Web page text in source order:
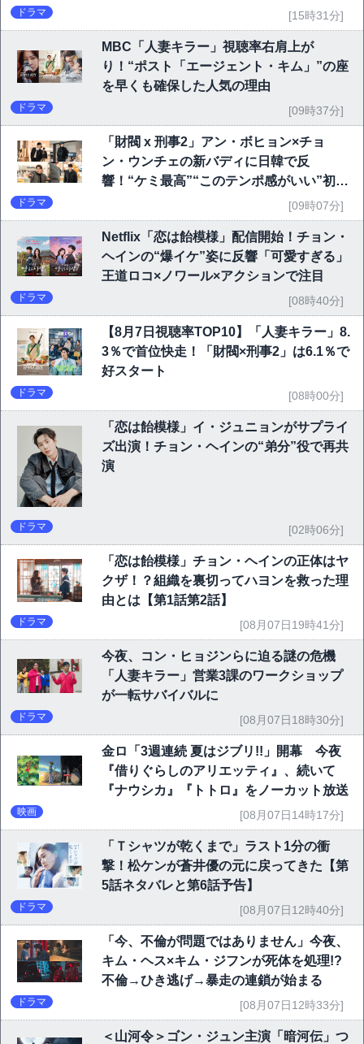
ドラマ [15時31分]
MBC「人妻キラー」視聴率右肩上が
り！“ポスト「エージェント・キム」”の座
を早くも確保した人気の理由
ドラマ [09時37分]
「財閥 x 刑事2」アン・ボヒョン×チョ
ン・ウンチェの新バディに日韓で反
響！“ケミ最高”“このテンポ感がいい”初回
ドラマ [09時07分]
Netflix「恋は飴模様」配信開始！チョン・
ヘインの“爆イケ”姿に反響「可愛すぎる」
王道ロコ×ノワール×アクションで注目
ドラマ [08時40分]
【8月7日視聴率TOP10】「人妻キラー」8.
3％で首位快走！「財閥×刑事2」は6.1％で
好スタート
ドラマ [08時00分]
「恋は飴模様」イ・ジュニョンがサプライ
ズ出演！チョン・ヘインの“弟分”役で再共
演
ドラマ [02時06分]
「恋は飴模様」チョン・ヘインの正体はヤ
クザ！？組織を裏切ってハヨンを救った理
由とは【第1話第2話】
ドラマ [08月07日19時41分]
今夜、コン・ヒョジンらに迫る謎の危機
「人妻キラー」営業3課のワークショップ
が一転サバイバルに
ドラマ [08月07日18時30分]
金ロ「3週連続 夏はジブリ!!」開幕 今夜
『借りぐらしのアリエッティ』、続いて
『ナウシカ』『トトロ』をノーカット放送
映画 [08月07日14時17分]
「Ｔシャツが乾くまで」ラスト1分の衝
撃！松ケンが蒼井優の元に戻ってきた【第
5話ネタバレと第6話予告】
ドラマ [08月07日12時40分]
「今、不倫が問題ではありません」今夜、
キム・ヘス×キム・ジフンが死体を処理!?
不倫→ひき逃げ→暴走の連鎖が始まる
ドラマ [08月07日12時33分]
＜山河令＞ゴン・ジュン主演「暗河伝」つ